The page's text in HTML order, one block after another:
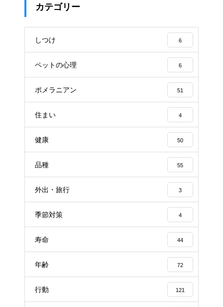
カテゴリー
しつけ 6
ペットの心理 6
ポメラニアン 51
住まい 4
健康 50
品種 55
外出・旅行 3
季節対策 4
寿命 44
年齢 72
行動 121